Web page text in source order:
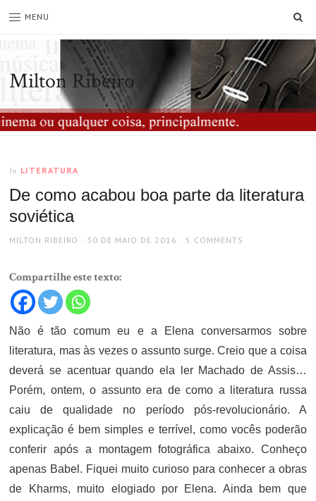
MENU
Milton Ribeiro
In LITERATURA
De como acabou boa parte da literatura
soviética
AUTHOR
MILTON RIBEIRO
POSTED
30 DE MAIO DE 2016 5 COMMENTS
Compartilhe este texto:
Não é tão comum eu e a Elena conversarmos sobre
literatura, mas às vezes o assunto surge. Creio que a coisa
deverá se acentuar quando ela ler Machado de Assis…
Porém, ontem, o assunto era de como a literatura russa
caiu de qualidade no período pós-revolucionário. A
explicação é bem simples e terrível, como vocês poderão
conferir após a montagem fotográfica abaixo. Conheço
apenas Babel. Fiquei muito curioso para conhecer a obras
de Kharms, muito elogiado por Elena. Ainda bem que